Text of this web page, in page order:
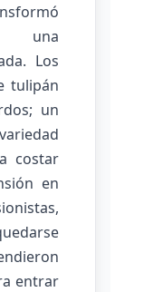
una
Los
tulipán
un
costar
en
entrar